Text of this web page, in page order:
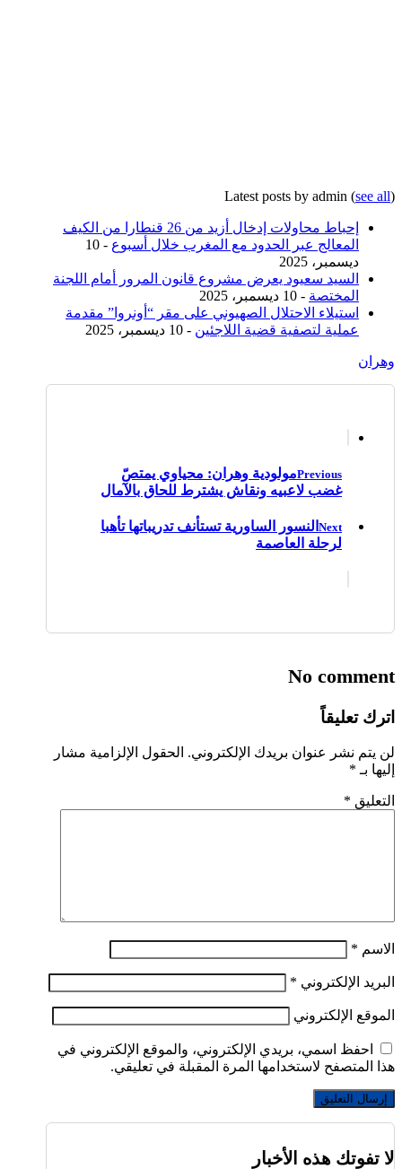
Latest posts by admin (see all)
إحباط محاولات إدخال أزيد من 26 قنطارا من الكيف
المعالج عبر الحدود مع المغرب خلال أسبوع
- 10
ديسمبر، 2025
السيد سعيود يعرض مشروع قانون المرور أمام اللجنة
المختصة - 10 ديسمبر، 2025
استيلاء الاحتلال الصهيوني على مقر “أونروا” مقدمة
عملية لتصفية قضية اللاجئين - 10 ديسمبر، 2025
وهران
Previousمولودية وهران: محياوي يمتصّ
غضب لاعبيه ونقاش يشترط للحاق بالآمال
Next النسور الساورية تستأنف تدريباتها تأهبا
لرحلة العاصمة
No comment
اترك تعليقاً
لن يتم نشر عنوان بريدك الإلكتروني. الحقول الإلزامية مشار
إليها بـ *
التعليق *
الاسم *
البريد الإلكتروني *
الموقع الإلكتروني
احفظ اسمي، بريدي الإلكتروني، والموقع الإلكتروني في
هذا المتصفح لاستخدامها المرة المقبلة في تعليقي.
لا تفوتك هذه الأخبار